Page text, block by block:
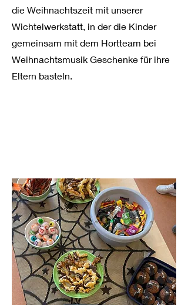
die Weihnachtszeit mit unserer
Wichtelwerkstatt, in der die Kinder
gemeinsam mit dem Hortteam bei
Weihnachtsmusik Geschenke für ihre
Eltern basteln.